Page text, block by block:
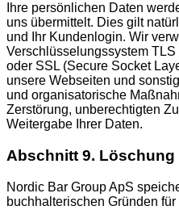
Ihre persönlichen Daten
uns übermittelt. Dies gilt
und Ihr Kundenlogin. Wir
Verschlüsselungssystem
oder SSL (Secure Socket
unsere Webseiten und
und organisatorische
Zerstörung, unberechtigten
Weitergabe Ihrer Daten.
Abschnitt 9. Löschung
Nordic Bar Group ApS
buchhalterischen Gründen